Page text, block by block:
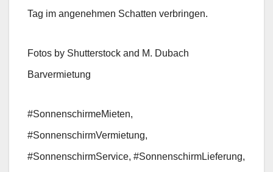
Tag im angenehmen Schatten verbringen.
Fotos by Shutterstock and M. Dubach
Barvermietung
#SonnenschirmeMieten,
#SonnenschirmVermietung,
#SonnenschirmService, #SonnenschirmLieferung,